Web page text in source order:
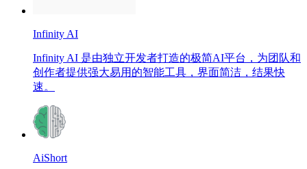
Infinity AI
Infinity AI 是由独立开发者打造的极简AI平台，为团队和
创作者提供强大易用的智能工具，界面简洁，结果快
速。
AiShort